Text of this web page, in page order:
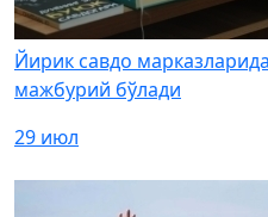
Йирик савдо
мажбурий бўлади
29 июл